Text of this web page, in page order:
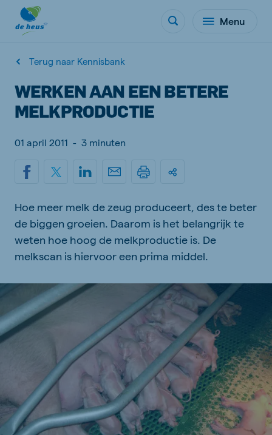
Menu
Terug naar Kennisbank
WERKEN AAN EEN BETERE
MELKPRODUCTIE
01 april 2011 - 3 minuten
Hoe meer melk de zeug produceert, des te beter
de biggen groeien. Daarom is het belangrijk te
weten hoe hoog de melkproductie is. De
melkscan is hiervoor een prima middel.